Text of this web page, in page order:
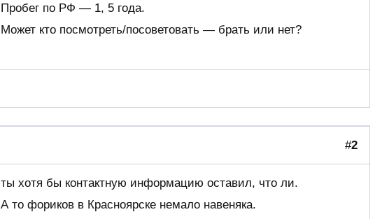
Пробег по РФ — 1, 5 года.
Может кто посмотреть/посоветовать — брать или нет?
#2
ты хотя бы контактную информацию оставил, что ли.
А то фориков в Красноярске немало навеняка.